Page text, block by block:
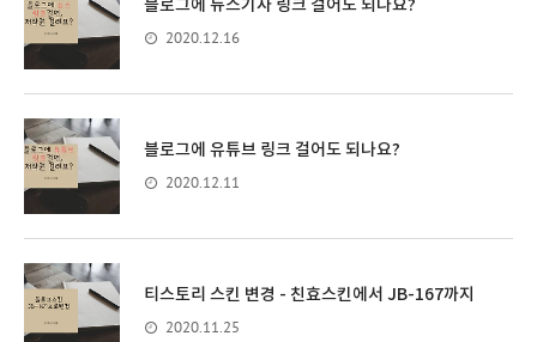
블로그에 뉴스기사 링크 걸어도 되나요?
2020.12.16
블로그에 유튜브 링크 걸어도 되나요?
2020.12.11
티스토리 스킨 변경 - 친효스킨에서 JB-167까지
2020.11.25